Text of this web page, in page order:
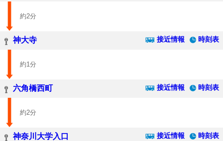
約2分
神大寺 接近情報 時刻表
約1分
六角橋西町 接近情報 時刻表
約2分
神奈川大学入口 接近情報 時刻表